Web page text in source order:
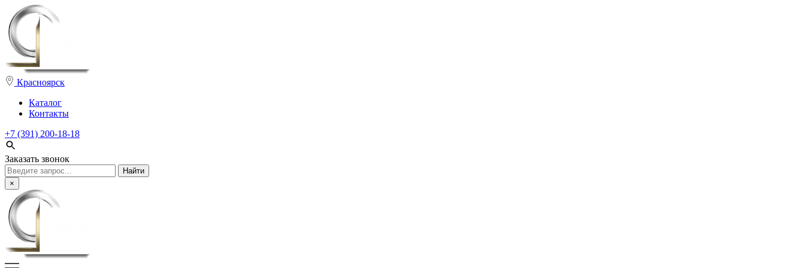
Красноярск
Каталог
Контакты
+7 (391) 200-18-18
Заказать звонок
Поиск:
×